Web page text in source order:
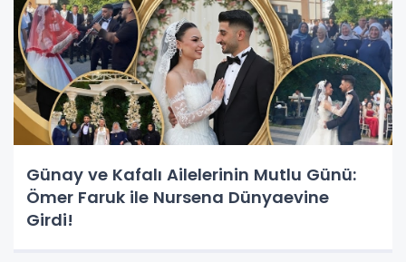
Günay ve Kafalı Ailelerinin Mutlu Günü:
Ömer Faruk ile Nursena Dünyaevine
Girdi!